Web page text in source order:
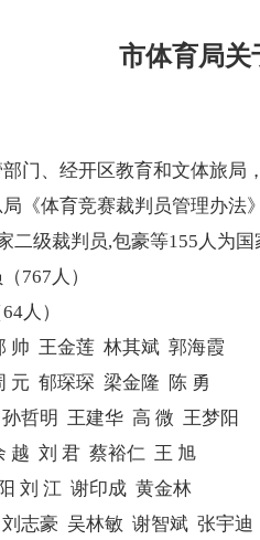
市体育局关
门、经开区教育和文体旅局
《体育竞赛裁判员管理办法
二级裁判员,包豪等155人为
767人）
人）
帅 王金莲 林其斌 郭海霞
元 郁琛琛 梁金隆 陈 勇
哲明 王建华 高 微 王梦阳
越 刘 君 蔡裕仁 王 旭
刘 江 谢印成 黄金林
志豪 吴林敏 谢智斌 张宇迪